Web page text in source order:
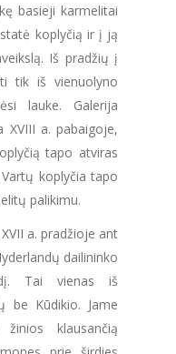
basieji karmelitai
koplyčią ir į ją
Iš pradžių į
tik iš vienuolyno
lauke. Galerija
XVIII a. pabaigoje,
tapo atviras
koplyčia tapo
palikimu.
a. pradžioje ant
dailininko
Tai vienas iš
be Kūdikio. Jame
klausančią